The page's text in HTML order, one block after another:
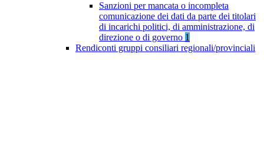
Sanzioni per mancata o incompleta
comunicazione dei dati da parte dei titolari
di incarichi politici, di amministrazione, di
direzione o di governo 1
Rendiconti gruppi consiliari regionali/provinciali